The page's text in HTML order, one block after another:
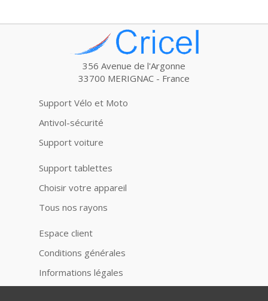
356 Avenue de l'Argonne
33700 MERIGNAC - France
Support Vélo et Moto
Antivol-sécurité
Support voiture
Support tablettes
Choisir votre appareil
Tous nos rayons
Espace client
Conditions générales
Informations légales